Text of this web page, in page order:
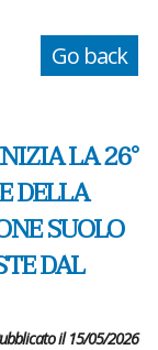
Go back
LA 26°
DELLA
SUOLO
DAL
il 15/05/2026